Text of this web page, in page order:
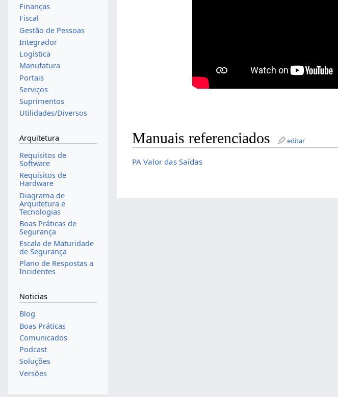
Manuais referenciados editar
PA Valor das Saídas
Finanças
Fiscal
Gestão de Pessoas
Integrador
Logística
Manufatura
Portais
Serviços
Suprimentos
Utilidades/Diversos
Arquitetura
Requisitos de
Software
Requisitos de
Hardware
Diagrama de
Arquitetura e
Tecnologias
Boas Práticas de
Segurança
Escala de Maturidade
de Segurança
Plano de Respostas a
Incidentes
Noticias
Blog
Boas Práticas
Comunicados
Podcast
Soluções
Versões